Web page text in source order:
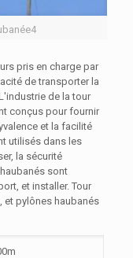
pris en charge par
de transporter la
de la tour
conçus pour fournir
et la facilité
utilisés dans les
la sécurité
sont
et installer. Tour
et pylônes haubanés